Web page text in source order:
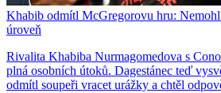
Khabib odmítl McGregorovu hru: Nemohl
úroveň
Rivalita Khabiba Nurmagomedova s
plná osobních útoků. Dagestánec teď
odmítl soupeři vracet urážky a chtěl